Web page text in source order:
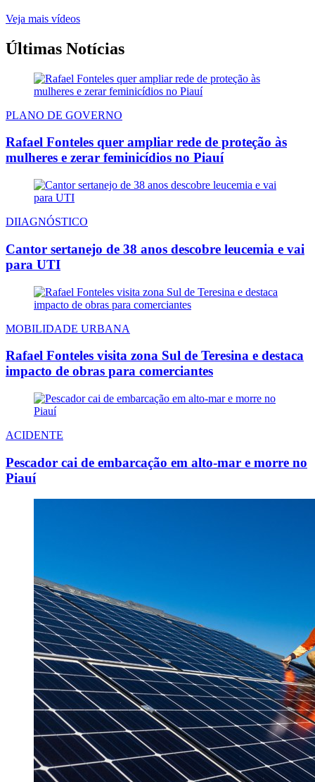
Veja mais vídeos
Últimas Notícias
PLANO DE GOVERNO
Rafael Fonteles quer ampliar rede de proteção às
mulheres e zerar feminicídios no Piauí
DIIAGNÓSTICO
Cantor sertanejo de 38 anos descobre leucemia e vai
para UTI
MOBILIDADE URBANA
Rafael Fonteles visita zona Sul de Teresina e destaca
impacto de obras para comerciantes
ACIDENTE
Pescador cai de embarcação em alto-mar e morre no
Piauí